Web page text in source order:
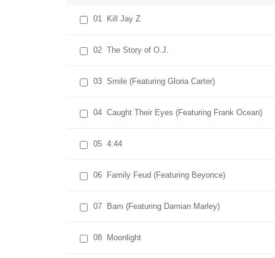
01 Kill Jay Z
02 The Story of O.J.
03 Smile (Featuring Gloria Carter)
04 Caught Their Eyes (Featuring Frank Ocean)
05 4:44
06 Family Feud (Featuring Beyonce)
07 Bam (Featuring Damian Marley)
08 Moonlight